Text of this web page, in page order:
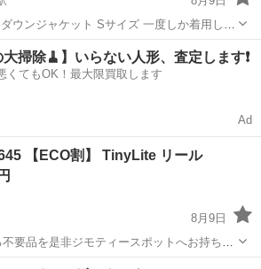
ウンジャケット Sサイズ 一度しか着用して
。
道駅 ゴルフ
大掃除🧹】いらない人形、査定します❗️
くてもOK！最大限買取します
Ad
【ECO割】 TinyLite リール
8月9日
品を是非ジモティースポットへお持ち込
・スポーツ・レジャー用品、こども用品、
リール